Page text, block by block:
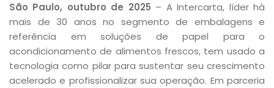
São Paulo, outubro de 2025 – A Intercarta, líder há
mais de 30 anos no segmento de embalagens e
referência em soluções de papel para o
acondicionamento de alimentos frescos, tem usado a
tecnologia como pilar para sustentar seu crescimento
acelerado e profissionalizar sua operação. Em parceria